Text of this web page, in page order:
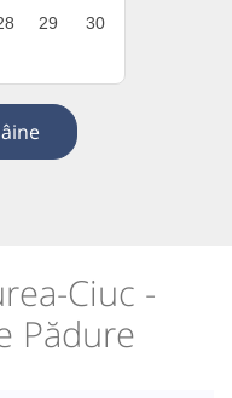
29
30
Ciuc -
Pădure